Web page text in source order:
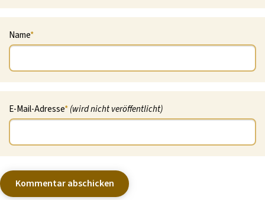
Name*
E-Mail-Adresse*(wird nicht veröffentlicht)